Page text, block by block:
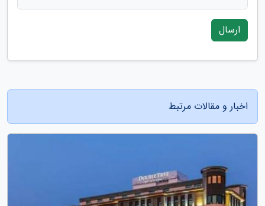
ارسال
اخبار و مقالات مرتبط